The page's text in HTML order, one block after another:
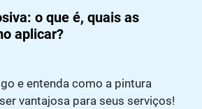
o que é, quais as
aplicar?
e entenda como a pintura
vantajosa para seus serviços!